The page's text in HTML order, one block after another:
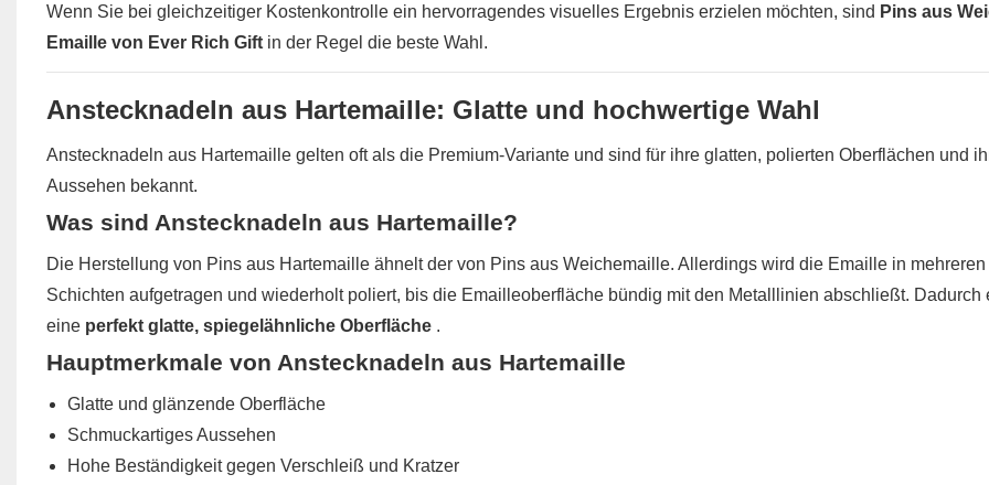
Wenn Sie bei gleichzeitiger Kostenkontrolle ein hervorragendes visuelles Ergebnis erzielen möchten, sind Pins aus
Emaille von Ever Rich Giftin der Regel die beste Wahl.
Anstecknadeln aus Hartemaille: Glatte und hochwertige Wahl
Anstecknadeln aus Hartemaille gelten oft als die Premium-Variante und sind für ihre glatten, polierten Oberflächen und
Aussehen bekannt.
Was sind Anstecknadeln aus Hartemaille?
Die Herstellung von Pins aus Hartemaille ähnelt der von Pins aus Weichemaille. Allerdings wird die Emaille in mehreren
Schichten aufgetragen und wiederholt poliert, bis die Emailleoberfläche bündig mit den Metalllinien abschließt. Dadurch
eine perfekt glatte, spiegelähnliche Oberfläche.
Hauptmerkmale von Anstecknadeln aus Hartemaille
Glatte und glänzende Oberfläche
Schmuckartiges Aussehen
Hohe Beständigkeit gegen Verschleiß und Kratzer